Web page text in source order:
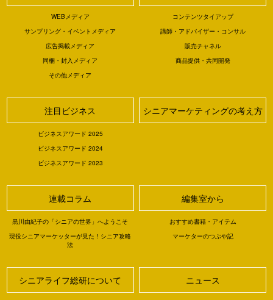
WEBメディア
サンプリング・イベントメディア
広告掲載メディア
同梱・封入メディア
その他メディア
コンテンツタイアップ
講師・アドバイザー・コンサル
販売チャネル
商品提供・共同開発
注目ビジネス
ビジネスアワード 2025
ビジネスアワード 2024
ビジネスアワード 2023
シニアマーケティングの考え方
連載コラム
黒川由紀子の「シニアの世界」へようこそ
現役シニアマーケッターが見た！シニア攻略
法
編集室から
おすすめ書籍・アイテム
マーケターのつぶや記
シニアライフ総研について ニュース